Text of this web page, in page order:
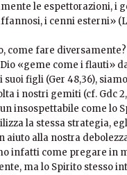
le espettorazioni, i
i cenni esterni»
come fare diversamente?
«geme come i flauti»
suoi figli (Ger 48,36),
i nostri gemiti (cf. Gdc
insospettabile come lo
la stessa strategia,
aiuto alla nostra
infatti come pregare in
ma lo Spirito stesso